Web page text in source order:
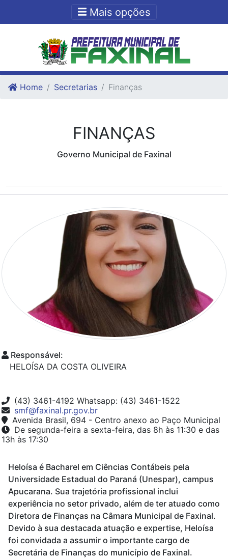
Ir para o fim do conteudo
Mais opções
Home Secretarias Finanças
FINANÇAS
Governo Municipal de Faxinal
Responsável:
HELOÍSA DA COSTA OLIVEIRA
(43) 3461-4192 Whatsapp: (43) 3461-1522
smf@faxinal.pr.gov.br
Avenida Brasil, 694 - Centro anexo ao Paço Municipal
De segunda-feira a sexta-feira, das 8h às 11:30 e das
13h às 17:30
Heloísa é Bacharel em Ciências Contábeis pela
Universidade Estadual do Paraná (Unespar), campus
Apucarana. Sua trajetória profissional inclui
experiência no setor privado, além de ter atuado como
Diretora de Finanças na Câmara Municipal de Faxinal.
Devido à sua destacada atuação e expertise, Heloísa
foi convidada a assumir o importante cargo de
Secretária de Finanças do município de Faxinal.